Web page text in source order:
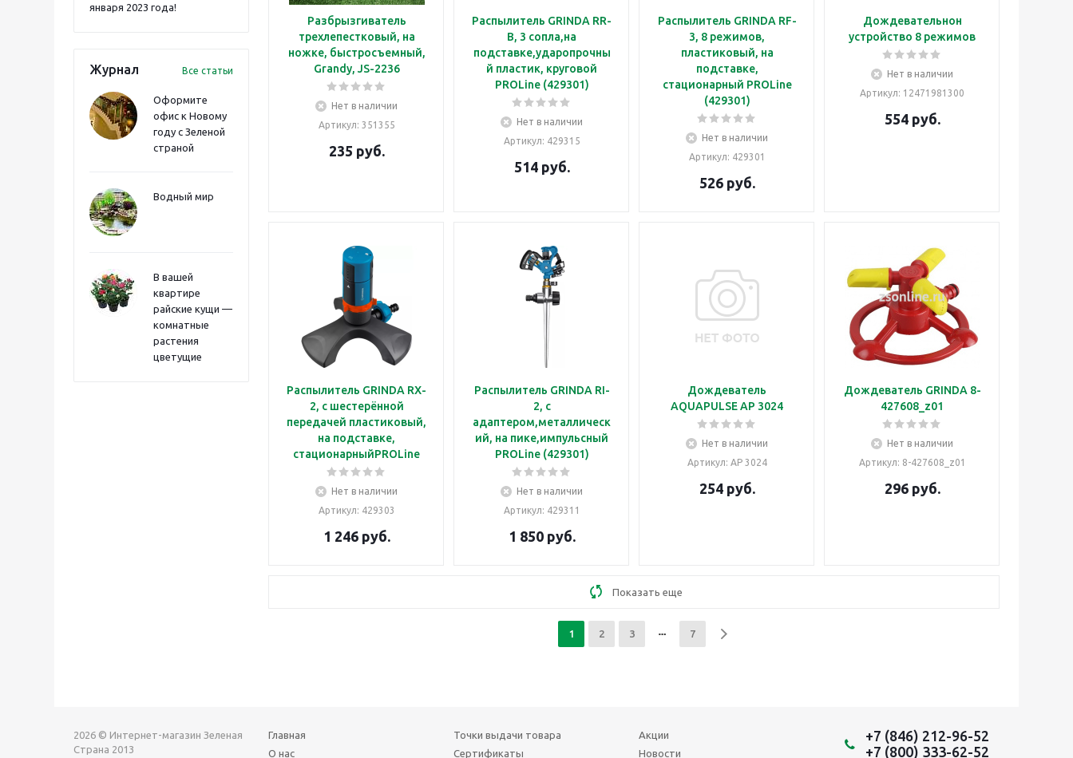
января 2023 года!
Журнал Все статьи
Оформите
офис к Новому
году с Зеленой
страной
Водный мир
В вашей
квартире
райские кущи —
комнатные
растения
цветущие
Разбрызгиватель
трехлепестковый, на
ножке, быстросъемный,
Grandy, JS-2236
Нет в наличии
Артикул: 351355
235 руб.
Распылитель GRINDA RR-
B, 3 сопла,на
подставке,ударопрочны
й пластик, круговой
PROLine (429301)
Нет в наличии
Артикул: 429315
514руб.
Распылитель GRINDA RF-
3, 8 режимов,
пластиковый, на
подставке,
стационарный PROLine
(429301)
Нет в наличии
Артикул: 429301
526руб.
Дождевательнон
устройство 8 режимов
Нет в наличии
Артикул: 12471981300
554руб.
Распылитель GRINDA RX-
2, с шестерённой
передачей пластиковый,
на подставке,
стационарныйPROLine
Нет в наличии
Артикул: 429303
1 246руб.
Распылитель GRINDA RI-
2, с
адаптером,металлическ
ий, на пике,импульсный
PROLine (429301)
Нет в наличии
Артикул: 429311
1 850руб.
Дождеватель
AQUAPULSE AP 3024
Нет в наличии
Артикул: AP 3024
254руб.
Дождеватель GRINDA 8-
427608_z01
Нет в наличии
Артикул: 8-427608_z01
296руб.
Показать еще
1 2 3 7
2026 © Интернет-магазин Зеленая
Страна 2013
Главная
О нас
Точки выдачи товара
Сертификаты
Акции
Новости
+7 (846) 212-96-52
+7 (800) 333-62-52